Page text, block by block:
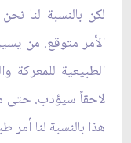
لكن بالنسبة لنا
الأمر متوقع. من
الطبيعية للمعركة
لاحقاً سيؤدب. حتى
هذا بالنسبة لنا أمر